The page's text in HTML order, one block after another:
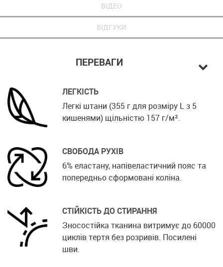
ВІДЕО
ВІДГУКИ
ПЕРЕВАГИ
ЛЕГКІСТЬ
Легкі штани (355 г для розміру L з 5
кишенями) щільністю 157 г/м².
СВОБОДА РУХІВ
6% еластану, напівеластичний пояс та
попередньо сформовані коліна.
СТІЙКІСТЬ ДО СТИРАННЯ
Зносостійка тканина витримує до 60000
циклів тертя без розривів. Посилені
шви.